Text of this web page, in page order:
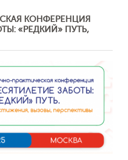
КОНФЕРЕНЦИЯ
«РЕДКИЙ» ПУТЬ,